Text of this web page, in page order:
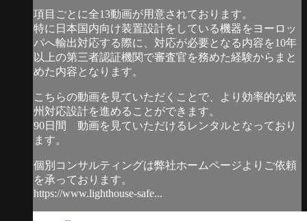
項目ごとに全13動画が用意されております。
特に日本国内向け装置設計をしている機器をヨーロッ
パへ輸出対応する際に、対応が必要となる内容を10年
以上の第三者認証機関で審査官を務めた経験からまと
めた内容となります。
こちらの動画を見ていただくことで、より効率的な欧
州対応設計を進めることができます。
90日間 動画を見ていただけるレンタルとなっており
ます。
個別コンサルティングは弊社ホームページよりご依頼
を承っております。
https://www.lighthouse-safe...